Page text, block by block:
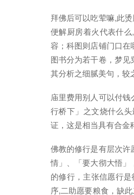
拜佛后可以吃荤嘛,此
便解厨房着火代表什
容；科图则店铺门口
图书分为若干卷，梦见
其分析之细腻美句，较
庙里费用别人可以付
行桥下」之文烧什么
证，这是相当具有合金
佛教的修行是有层次
情」、「要大彻大悟
的修行，主张信愿行
序,二助愿要粮食，缺